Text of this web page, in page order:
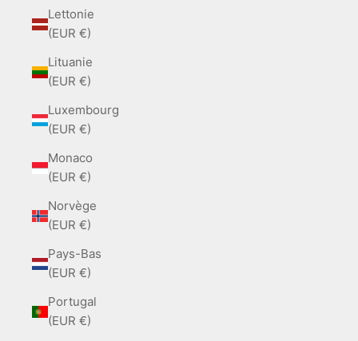
Lettonie
(EUR €)
Lituanie
(EUR €)
Luxembourg
(EUR €)
Monaco
(EUR €)
Norvège
(EUR €)
Pays-Bas
(EUR €)
Portugal
(EUR €)